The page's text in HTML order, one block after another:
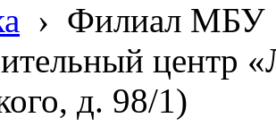
› Филиал МБУ
центр
д. 98/1)